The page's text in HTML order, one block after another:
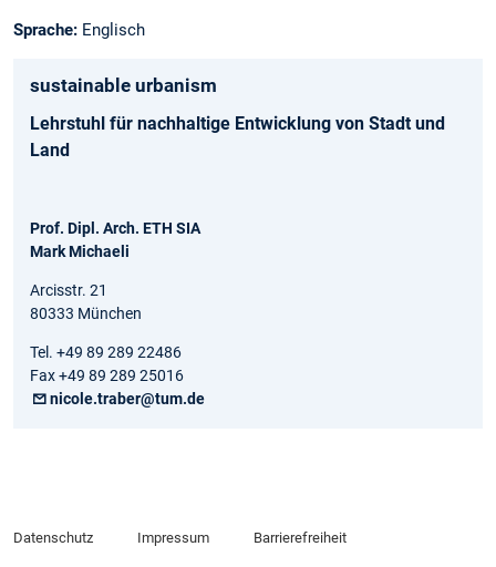
Sprache: Englisch
sustainable urbanism
Lehrstuhl für nachhaltige Entwicklung von Stadt und
Land
Prof. Dipl. Arch. ETH SIA
Mark Michaeli
Arcisstr. 21
80333 München
Tel. +49 89 289 22486
Fax +49 89 289 25016
nicole.traber@tum.de
Datenschutz Impressum Barrierefreiheit